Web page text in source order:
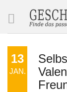
13
JAN.